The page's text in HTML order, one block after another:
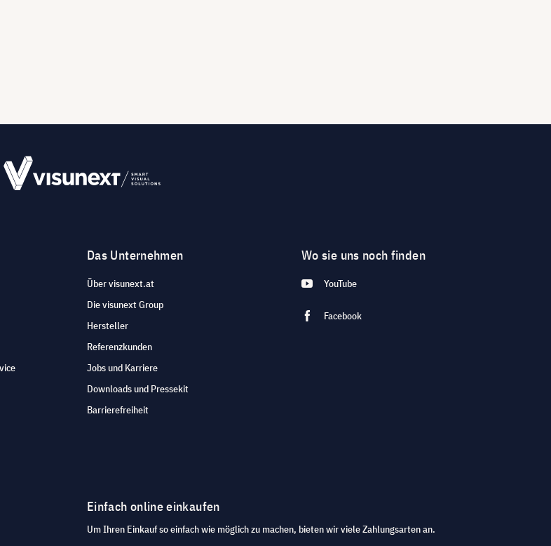
Das Unternehmen
Über visunext.at
Die visunext Group
Hersteller
Referenzkunden
Jobs und Karriere
Downloads und Pressekit
Barrierefreiheit
Wo sie uns noch finden
YouTube
Facebook
Einfach online einkaufen
Um Ihren Einkauf so einfach wie möglich zu machen, bieten wir viele Zahlungsarten an.